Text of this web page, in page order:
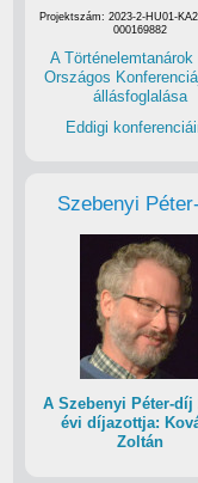
Projektszám: 2023-2-HU01-
000169882
A Történelemtanárok
Országos
állásfoglalása
Eddigi
Szebenyi
A Szebenyi Péter-díj
évi díjazottja:
Zoltán